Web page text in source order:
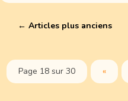
← Articles plus anciens
Page 18 sur 30 «